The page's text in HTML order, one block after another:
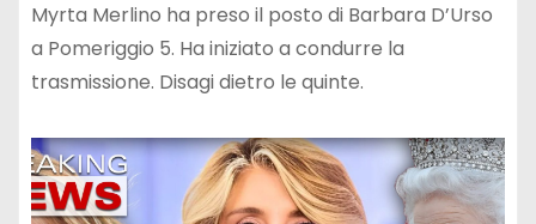
Myrta Merlino ha preso il posto di Barbara D’Urso
a Pomeriggio 5. Ha iniziato a condurre la
trasmissione. Disagi dietro le quinte.